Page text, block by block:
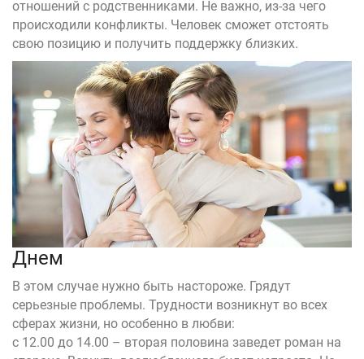
отношений с родственниками. Не важно, из-за чего
происходили конфликты. Человек сможет отстоять
свою позицию и получить поддержку близких.
Днем
В этом случае нужно быть настороже. Грядут
серьезные проблемы. Трудности возникнут во всех
сферах жизни, но особенно в любви:
с 12.00 до 14.00 – вторая половина заведет роман на